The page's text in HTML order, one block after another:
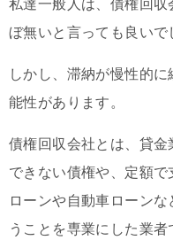
私達一般人は、債権回
ぼ無いと言っても良いで
しかし、滞納が慢性的
能性があります。
債権回収会社とは、貸
できない債権や、定額
ローンや自動車ローン
うことを専業にした業者